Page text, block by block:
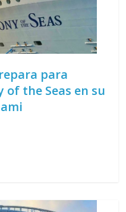
para
the Seas en su